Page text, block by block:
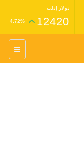
دولار إدلب
12420
4.72%